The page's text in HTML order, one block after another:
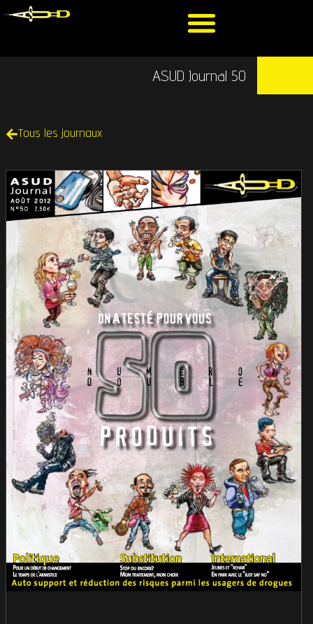
ASUD Journal 50
Tous les journaux